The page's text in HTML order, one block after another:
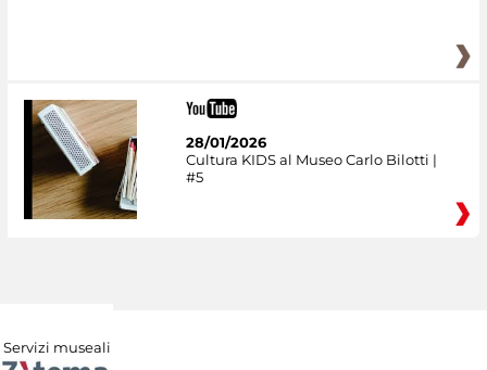
28/01/2026
Cultura KIDS al Museo Carlo Bilotti |
#5
Servizi museali